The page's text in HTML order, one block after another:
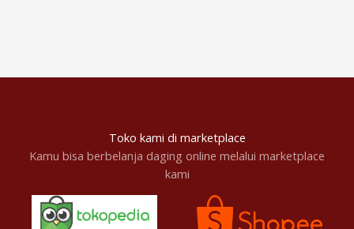
Toko kami di marketplace
Kamu bisa berbelanja daging online melalui marketplace
kami